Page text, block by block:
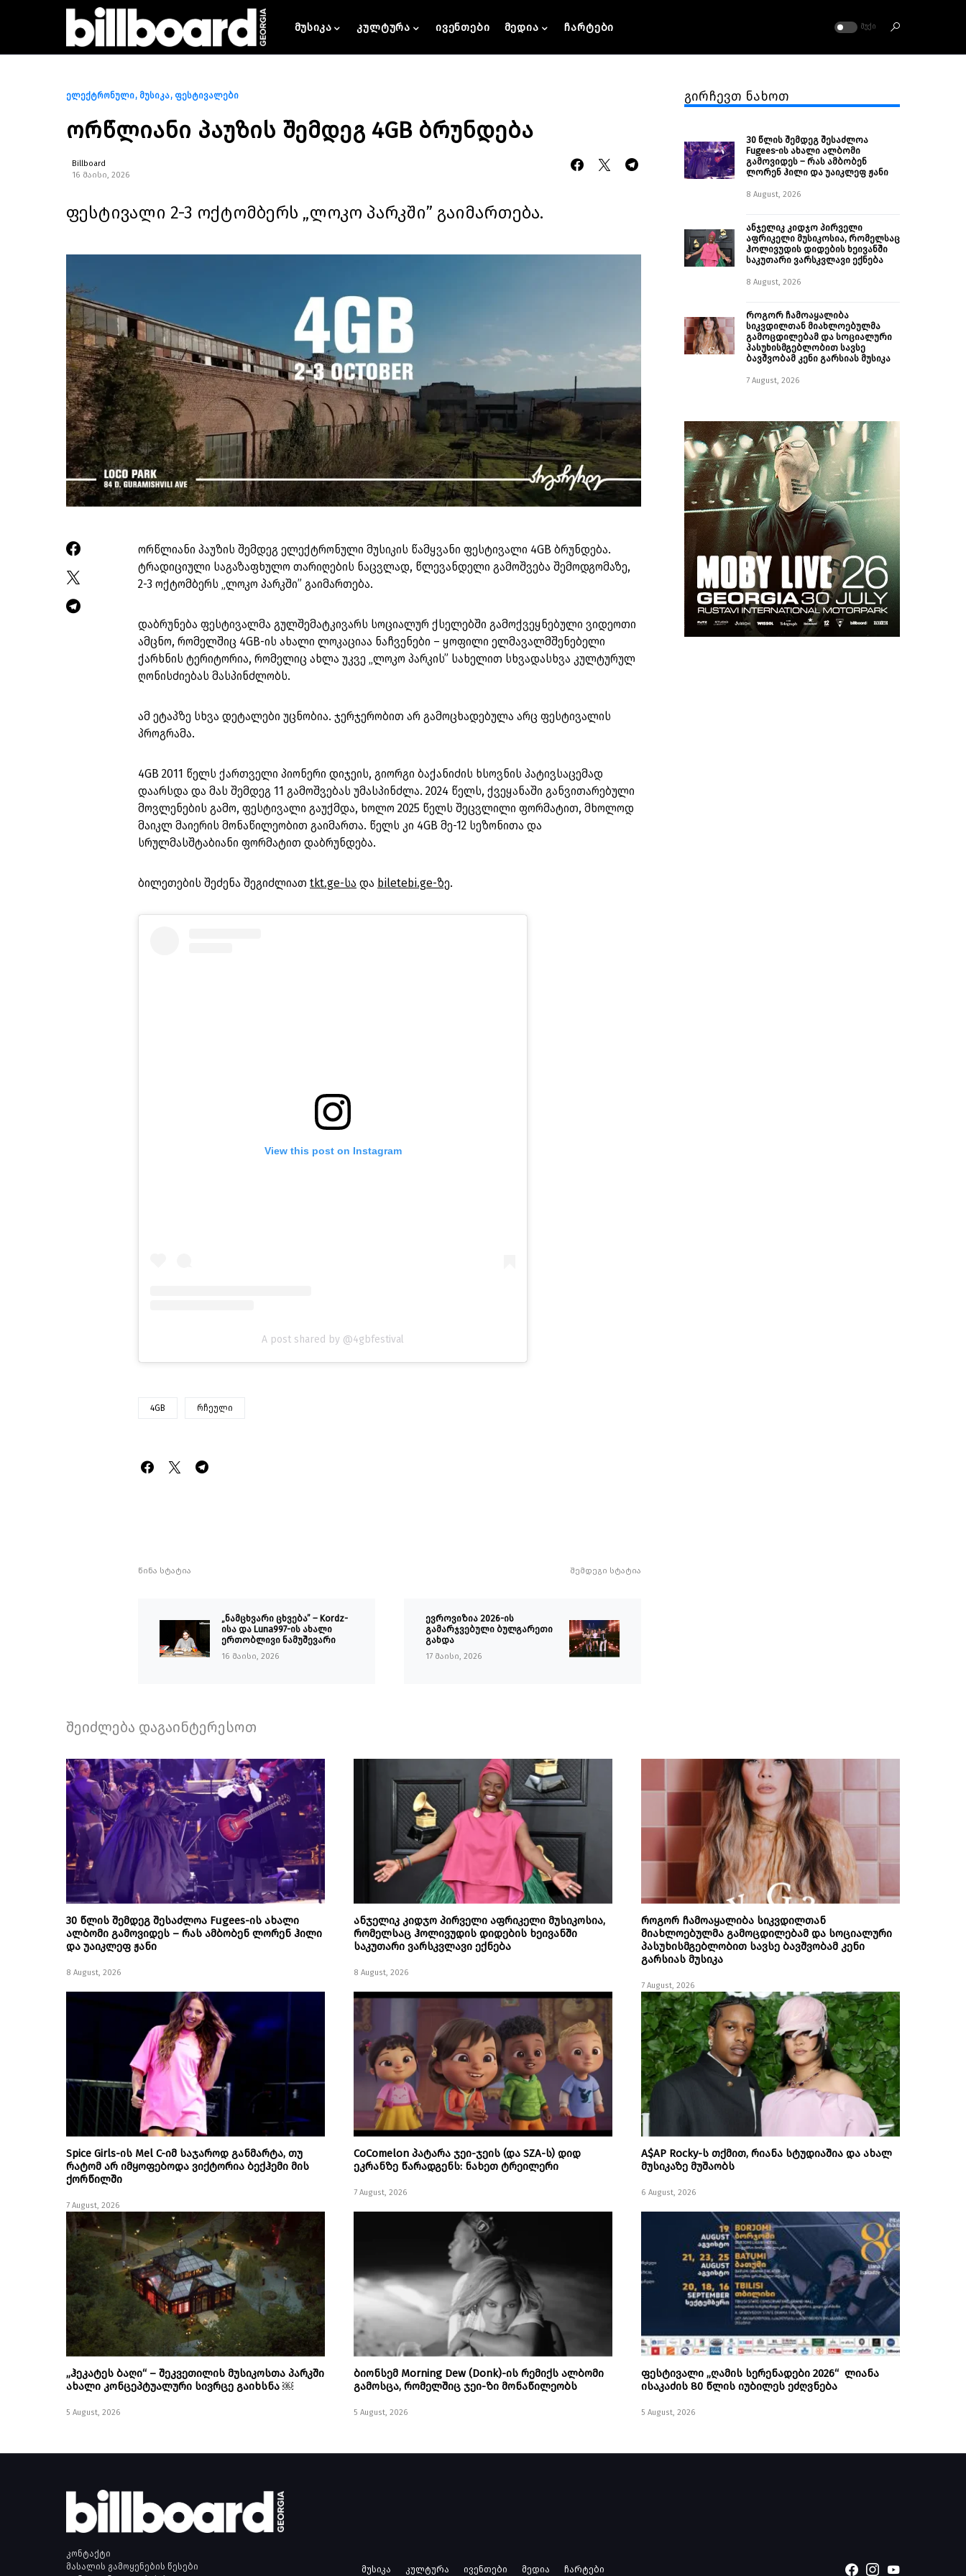
მუსიკა კულტურა ივენთები მედია ჩარტები ᲛᲣᲥᲘ
ელექტრონული მუსიკა ფესტივალები
ორწლიანი პაუზის შემდეგ 4GB ბრუნდება
Billboard
16 მაისი, 2026
ფესტივალი 2-3 ოქტომბერს „ლოკო პარკში” გაიმართება.
ორწლიანი პაუზის შემდეგ ელექტრონული მუსიკის წამყვანი ფესტივალი 4GB ბრუნდება.
ტრადიციული საგაზაფხულო თარიღების ნაცვლად, წლევანდელი გამოშვება შემოდგომაზე,
2-3 ოქტომბერს „ლოკო პარკში” გაიმართება.
დაბრუნება ფესტივალმა გულშემატკივარს სოციალურ ქსელებში გამოქვეყნებული ვიდეოთი
ამცნო, რომელშიც 4GB-ის ახალი ლოკაციაა ნაჩვენები – ყოფილი ელმავალმშენებელი
ქარხნის ტერიტორია, რომელიც ახლა უკვე „ლოკო პარკის” სახელით სხვადასხვა კულტურულ
ღონისძიებას მასპინძლობს.
ამ ეტაპზე სხვა დეტალები უცნობია. ჯერჯერობით არ გამოცხადებულა არც ფესტივალის
პროგრამა.
4GB 2011 წელს ქართველი პიონერი დიჯეის, გიორგი ბაქანიძის ხსოვნის პატივსაცემად
დაარსდა და მას შემდეგ 11 გამოშვებას უმასპინძლა. 2024 წელს, ქვეყანაში განვითარებული
მოვლენების გამო, ფესტივალი გაუქმდა, ხოლო 2025 წელს შეცვლილი ფორმატით, მხოლოდ
მაიკლ მაიერის მონაწილეობით გაიმართა. წელს კი 4GB მე-12 სეზონითა და
სრულმასშტაბიანი ფორმატით დაბრუნდება.
ბილეთების შეძენა შეგიძლიათ tkt.ge-სა და biletebi.ge-ზე.
View this post on Instagram
A post shared by @4gbfestival
4GB რჩეული
წინა სტატია
„ნამცხვარი ცხვება” – Kordz-
ისა და Luna997-ის ახალი
ერთობლივი ნამუშევარი
16 მაისი, 2026
შემდეგი სტატია
ევროვიზია 2026-ის
გამარჯვებული ბულგარეთი
გახდა
17 მაისი, 2026
გირჩევთ ნახოთ
30 წლის შემდეგ შესაძლოა
Fugees-ის ახალი ალბომი
გამოვიდეს – რას ამბობენ
ლორენ ჰილი და უაიკლეფ ჟანი
8 August, 2026
ანჯელიკ კიდჯო პირველი
აფრიკელი მუსიკოსია, რომელსაც
ჰოლივუდის დიდების ხეივანში
საკუთარი ვარსკვლავი ექნება
8 August, 2026
როგორ ჩამოაყალიბა
სიკვდილთან მიახლოებულმა
გამოცდილებამ და სოციალური
პასუხისმგებლობით სავსე
ბავშვობამ კენი გარსიას მუსიკა
7 August, 2026
შეიძლება დაგაინტერესოთ
30 წლის შემდეგ შესაძლოა Fugees-ის ახალი
ალბომი გამოვიდეს – რას ამბობენ ლორენ ჰილი
და უაიკლეფ ჟანი
8 August, 2026
ანჯელიკ კიდჯო პირველი აფრიკელი მუსიკოსია,
რომელსაც ჰოლივუდის დიდების ხეივანში
საკუთარი ვარსკვლავი ექნება
8 August, 2026
როგორ ჩამოაყალიბა სიკვდილთან
მიახლოებულმა გამოცდილებამ და სოციალური
პასუხისმგებლობით სავსე ბავშვობამ კენი
გარსიას მუსიკა
7 August, 2026
Spice Girls-ის Mel C-იმ საჯაროდ განმარტა, თუ
რატომ არ იმყოფებოდა ვიქტორია ბექჰემი მის
ქორწილში
7 August, 2026
CoComelon პატარა ჯეი-ჯეის (და SZA-ს) დიდ
ეკრანზე წარადგენს: ნახეთ ტრეილერი
7 August, 2026
A$AP Rocky-ს თქმით, რიანა სტუდიაშია და ახალ
მუსიკაზე მუშაობს
6 August, 2026
„ჰეკატეს ბაღი“ – შეკვეთილის მუსიკოსთა პარკში
ახალი კონცეპტუალური სივრცე გაიხსნა ￼
5 August, 2026
ბიონსემ Morning Dew (Donk)-ის რემიქს ალბომი
გამოსცა, რომელშიც ჯეი-ზი მონაწილეობს
5 August, 2026
ფესტივალი „ღამის სერენადები 2026“ ლიანა
ისაკაძის 80 წლის იუბილეს ეძღვნება
5 August, 2026
კონტაქტი
მასალის გამოყენების წესები
მუსიკა კულტურა ივენთები მედია ჩარტები